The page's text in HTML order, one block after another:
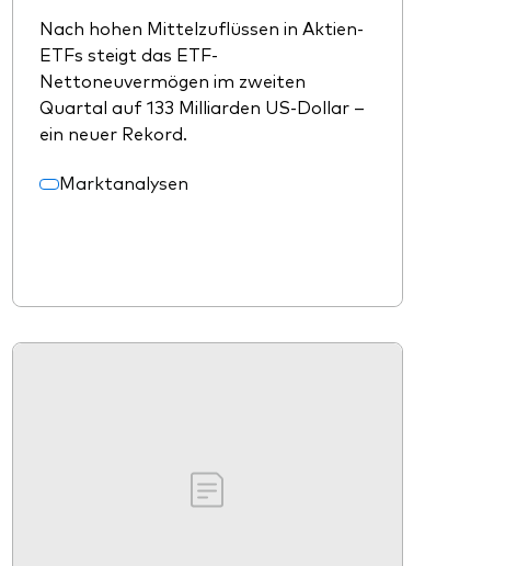
Nach hohen Mittelzuflüssen in Aktien-
ETFs steigt das ETF-
Nettoneuvermögen im zweiten
Quartal auf 133 Milliarden US-Dollar –
ein neuer Rekord.
Marktanalysen